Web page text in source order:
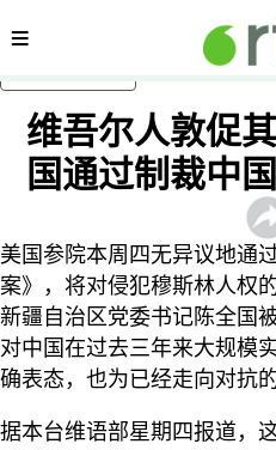
内容分类
维吾尔人敦促
国通过制裁中
美国参院本周四无异议地通
案》，将对侵犯穆斯林人权
新疆自治区党委书记陈全国
对中国在过去三年来大规模
确表态，也为已经走向对抗
据本台维语部星期四报道，